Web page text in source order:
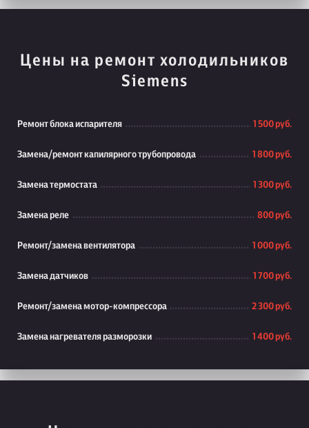
Цены на ремонт холодильников
Siemens
Ремонт блока испарителя 1 500 руб.
Замена/ремонт капилярного трубопровода 1 800 руб.
Замена термостата 1 300 руб.
Замена реле 800 руб.
Ремонт/замена вентилятора 1 000 руб.
Замена датчиков 1 700 руб.
Ремонт/замена мотор-компрессора 2 300 руб.
Замена нагревателя разморозки 1 400 руб.